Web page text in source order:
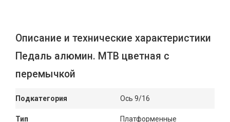
Описание и технические характеристики
Педаль алюмин. МТВ цветная с
перемычкой
Подкатегория Ось 9/16
Тип Платформенные